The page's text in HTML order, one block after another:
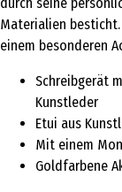
Materialien
einem besonderen
Schreibgerät
Kunstleder
Etui aus
Mit einem
Goldfarbene